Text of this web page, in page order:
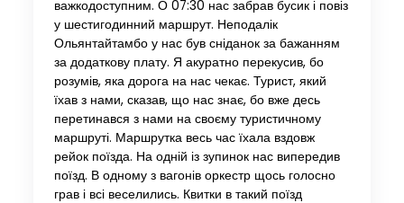
важкодоступним. О 07:30 нас забрав бусик і повіз
у шестигодинний маршрут. Неподалік
Ольянтайтамбо у нас був сніданок за бажанням
за додаткову плату. Я акуратно перекусив, бо
розумів, яка дорога на нас чекає. Турист, який
їхав з нами, сказав, що нас знає, бо вже десь
перетинався з нами на своєму туристичному
маршруті. Маршрутка весь час їхала вздовж
рейок поїзда. На одній із зупинок нас випередив
поїзд. В одному з вагонів оркестр щось голосно
грав і всі веселились. Квитки в такий поїзд